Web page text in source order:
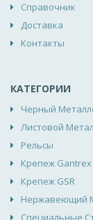
Справочник
Доставка
Контакты
КАТЕГОРИИ
Черный
Листовой
Рельсы
Крепеж Gantrex
Крепеж GSR
Нержавеющий
Специальные